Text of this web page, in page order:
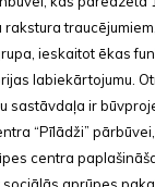
ieskaitot ēkas
labiekārtojumu.
sastāvdaļa ir
“Pīlādži”
centra
aprūpes